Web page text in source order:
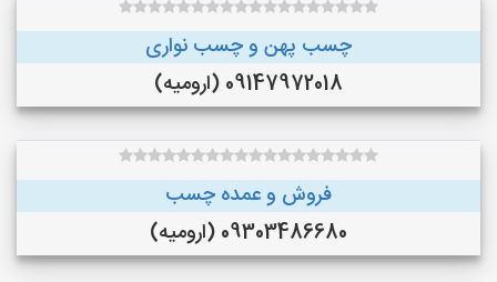
چسب پهن و چسب نواری
09147972018 (ارومیه)
فروش و عمده چسب
09303486680 (ارومیه)